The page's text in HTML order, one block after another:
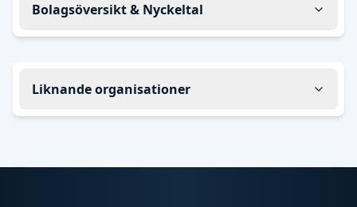
Bolagsöversikt & Nyckeltal
Liknande organisationer